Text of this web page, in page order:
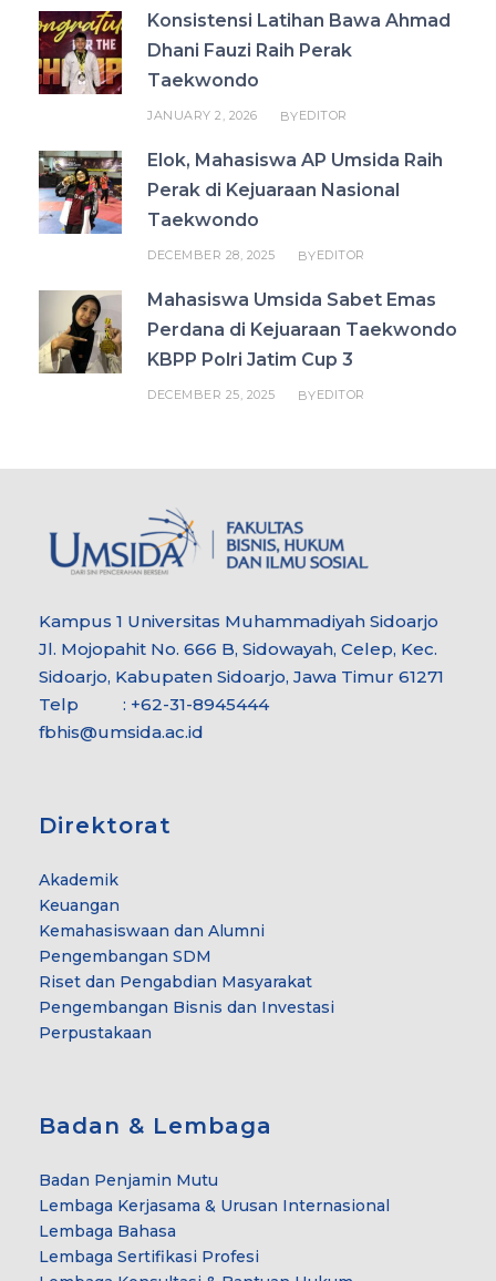
Konsistensi Latihan Bawa Ahmad
Dhani Fauzi Raih Perak
Taekwondo
JANUARY 2, 2026 BYEDITOR
Elok, Mahasiswa AP Umsida Raih
Perak di Kejuaraan Nasional
Taekwondo
DECEMBER 28, 2025 BYEDITOR
Mahasiswa Umsida Sabet Emas
Perdana di Kejuaraan Taekwondo
KBPP Polri Jatim Cup 3
DECEMBER 25, 2025 BYEDITOR
Kampus 1 Universitas Muhammadiyah Sidoarjo
Jl. Mojopahit No. 666 B, Sidowayah, Celep, Kec.
Sidoarjo, Kabupaten Sidoarjo, Jawa Timur 61271
Telp : +62-31-8945444
fbhis@umsida.ac.id
Direktorat
Akademik
Keuangan
Kemahasiswaan dan Alumni
Pengembangan SDM
Riset dan Pengabdian Masyarakat
Pengembangan Bisnis dan Investasi
Perpustakaan
Badan & Lembaga
Badan Penjamin Mutu
Lembaga Kerjasama & Urusan Internasional
Lembaga Bahasa
Lembaga Sertifikasi Profesi